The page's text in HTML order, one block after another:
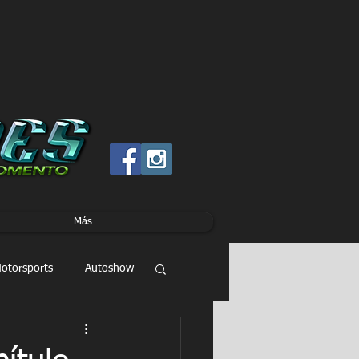
Más
Autoshow